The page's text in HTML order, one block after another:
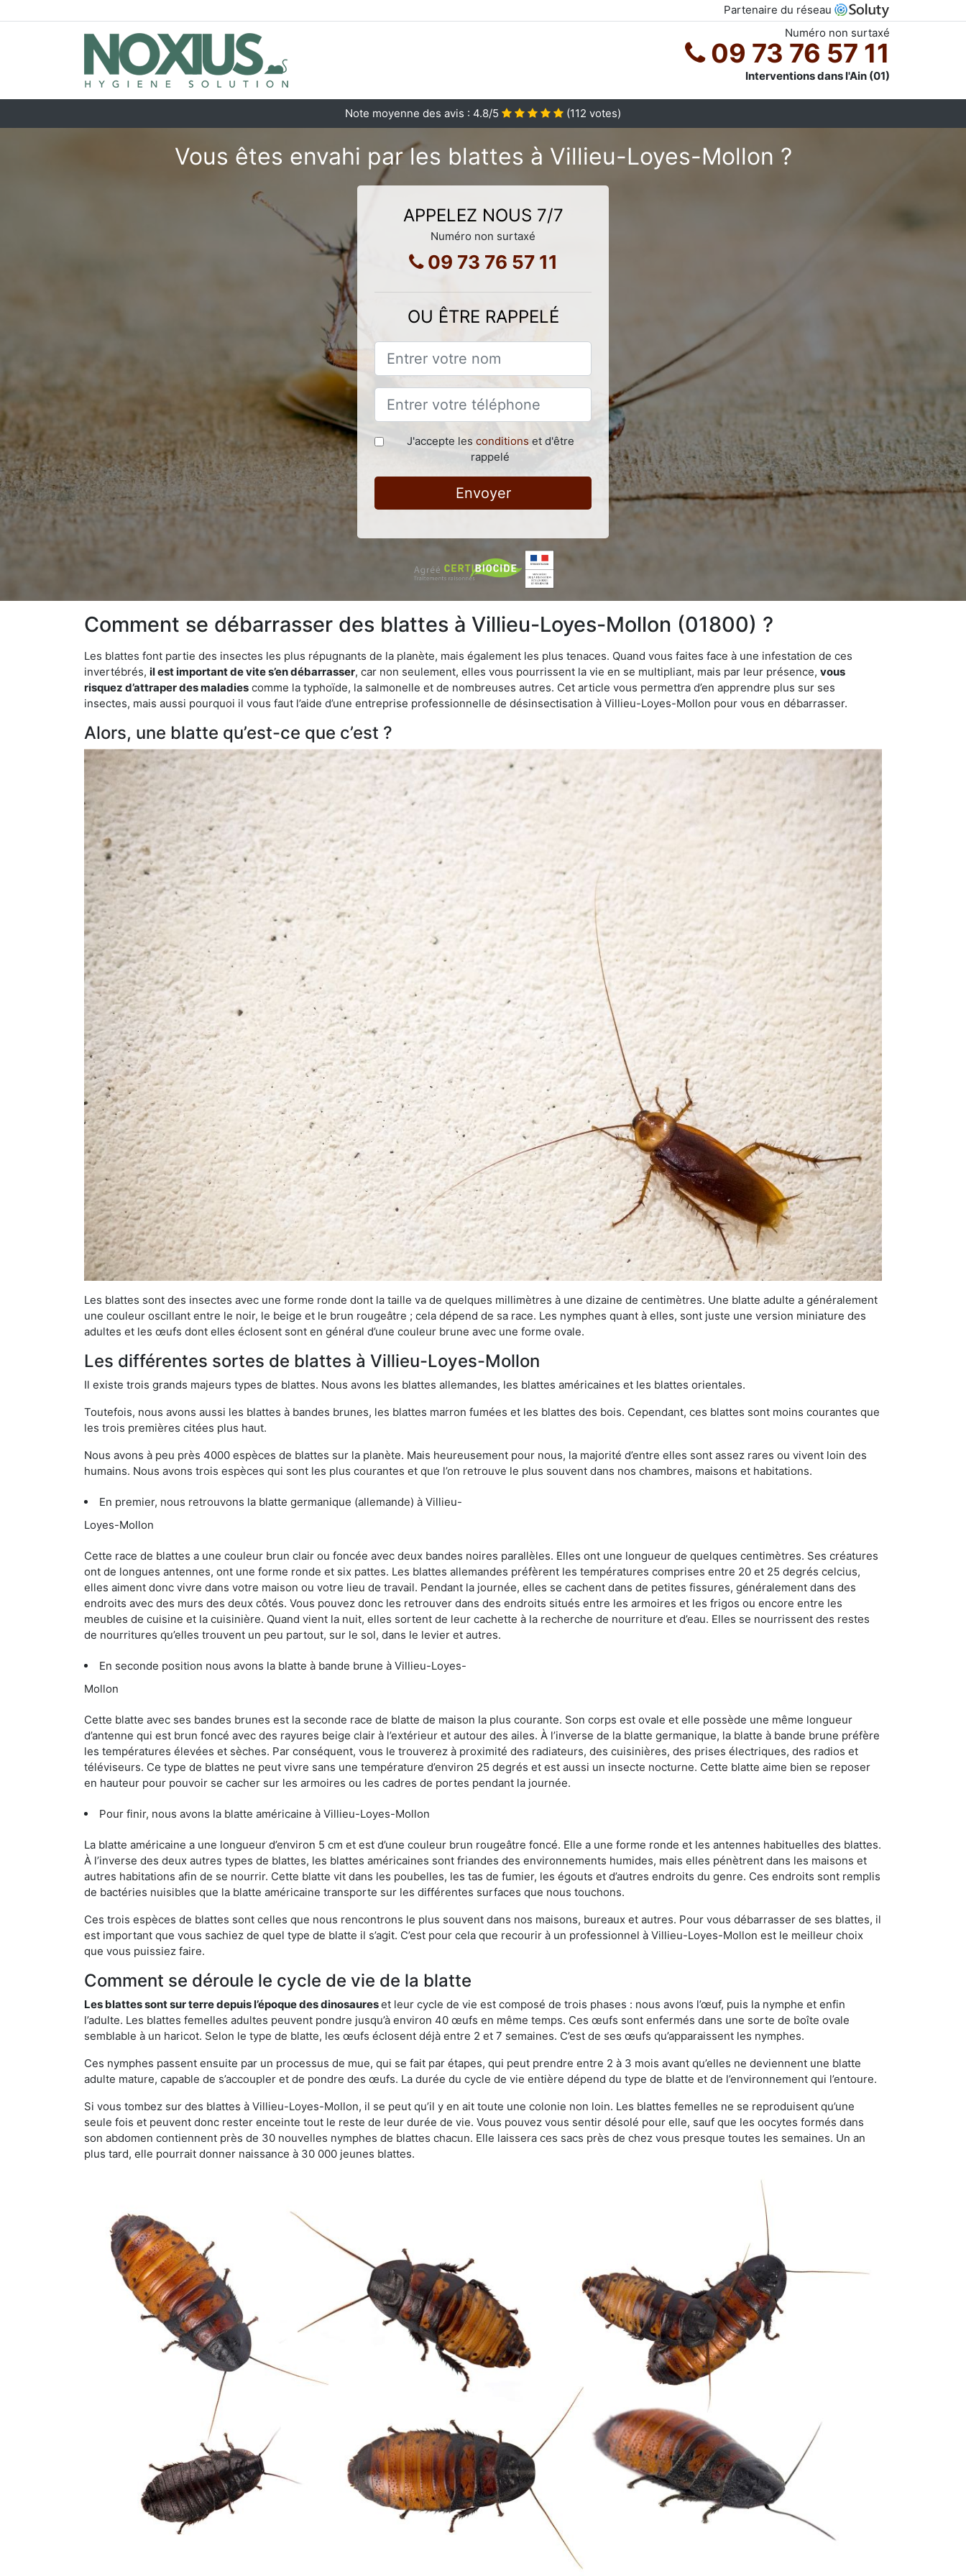
Partenaire du réseau
Numéro non surtaxé
09 73 76 57 11
Interventions dans l'Ain (01)
Note moyenne des avis : 4.8/5 (112 votes)
Vous êtes envahi par les blattes à Villieu-Loyes-Mollon ?
APPELEZ NOUS 7/7
Numéro non surtaxé
09 73 76 57 11
OU ÊTRE RAPPELÉ
J'accepte les conditions et d'être
rappelé
Envoyer
Comment se débarrasser des blattes à Villieu-Loyes-Mollon (01800) ?
Les blattes font partie des insectes les plus répugnants de la planète, mais également les plus tenaces. Quand vous faites face à une infestation de ces
invertébrés, il est important de vite s’en débarrasser, car non seulement, elles vous pourrissent la vie en se multipliant, mais par leur présence, vous
risquez d’attraper des maladies comme la typhoïde, la salmonelle et de nombreuses autres. Cet article vous permettra d’en apprendre plus sur ses
insectes, mais aussi pourquoi il vous faut l’aide d’une entreprise professionnelle de désinsectisation à Villieu-Loyes-Mollon pour vous en débarrasser.
Alors, une blatte qu’est-ce que c’est ?
Les blattes sont des insectes avec une forme ronde dont la taille va de quelques millimètres à une dizaine de centimètres. Une blatte adulte a généralement
une couleur oscillant entre le noir, le beige et le brun rougeâtre ; cela dépend de sa race. Les nymphes quant à elles, sont juste une version miniature des
adultes et les œufs dont elles éclosent sont en général d’une couleur brune avec une forme ovale.
Les différentes sortes de blattes à Villieu-Loyes-Mollon
Il existe trois grands majeurs types de blattes. Nous avons les blattes allemandes, les blattes américaines et les blattes orientales.
Toutefois, nous avons aussi les blattes à bandes brunes, les blattes marron fumées et les blattes des bois. Cependant, ces blattes sont moins courantes que
les trois premières citées plus haut.
Nous avons à peu près 4000 espèces de blattes sur la planète. Mais heureusement pour nous, la majorité d’entre elles sont assez rares ou vivent loin des
humains. Nous avons trois espèces qui sont les plus courantes et que l’on retrouve le plus souvent dans nos chambres, maisons et habitations.
En premier, nous retrouvons la blatte germanique (allemande) à Villieu-
Loyes-Mollon
Cette race de blattes a une couleur brun clair ou foncée avec deux bandes noires parallèles. Elles ont une longueur de quelques centimètres. Ses créatures
ont de longues antennes, ont une forme ronde et six pattes. Les blattes allemandes préfèrent les températures comprises entre 20 et 25 degrés celcius,
elles aiment donc vivre dans votre maison ou votre lieu de travail. Pendant la journée, elles se cachent dans de petites fissures, généralement dans des
endroits avec des murs des deux côtés. Vous pouvez donc les retrouver dans des endroits situés entre les armoires et les frigos ou encore entre les
meubles de cuisine et la cuisinière. Quand vient la nuit, elles sortent de leur cachette à la recherche de nourriture et d’eau. Elles se nourrissent des restes
de nourritures qu’elles trouvent un peu partout, sur le sol, dans le levier et autres.
En seconde position nous avons la blatte à bande brune à Villieu-Loyes-
Mollon
Cette blatte avec ses bandes brunes est la seconde race de blatte de maison la plus courante. Son corps est ovale et elle possède une même longueur
d’antenne qui est brun foncé avec des rayures beige clair à l’extérieur et autour des ailes. À l’inverse de la blatte germanique, la blatte à bande brune préfère
les températures élevées et sèches. Par conséquent, vous le trouverez à proximité des radiateurs, des cuisinières, des prises électriques, des radios et
téléviseurs. Ce type de blattes ne peut vivre sans une température d’environ 25 degrés et est aussi un insecte nocturne. Cette blatte aime bien se reposer
en hauteur pour pouvoir se cacher sur les armoires ou les cadres de portes pendant la journée.
Pour finir, nous avons la blatte américaine à Villieu-Loyes-Mollon
La blatte américaine a une longueur d’environ 5 cm et est d’une couleur brun rougeâtre foncé. Elle a une forme ronde et les antennes habituelles des blattes.
À l’inverse des deux autres types de blattes, les blattes américaines sont friandes des environnements humides, mais elles pénètrent dans les maisons et
autres habitations afin de se nourrir. Cette blatte vit dans les poubelles, les tas de fumier, les égouts et d’autres endroits du genre. Ces endroits sont remplis
de bactéries nuisibles que la blatte américaine transporte sur les différentes surfaces que nous touchons.
Ces trois espèces de blattes sont celles que nous rencontrons le plus souvent dans nos maisons, bureaux et autres. Pour vous débarrasser de ses blattes, il
est important que vous sachiez de quel type de blatte il s’agit. C’est pour cela que recourir à un professionnel à Villieu-Loyes-Mollon est le meilleur choix
que vous puissiez faire.
Comment se déroule le cycle de vie de la blatte
Les blattes sont sur terre depuis l’époque des dinosaureset leur cycle de vie est composé de trois phases : nous avons l’œuf, puis la nymphe et enfin
l’adulte. Les blattes femelles adultes peuvent pondre jusqu’à environ 40 œufs en même temps. Ces œufs sont enfermés dans une sorte de boîte ovale
semblable à un haricot. Selon le type de blatte, les œufs éclosent déjà entre 2 et 7 semaines. C’est de ses œufs qu’apparaissent les nymphes.
Ces nymphes passent ensuite par un processus de mue, qui se fait par étapes, qui peut prendre entre 2 à 3 mois avant qu’elles ne deviennent une blatte
adulte mature, capable de s’accoupler et de pondre des œufs. La durée du cycle de vie entière dépend du type de blatte et de l’environnement qui l’entoure.
Si vous tombez sur des blattes à Villieu-Loyes-Mollon, il se peut qu’il y en ait toute une colonie non loin. Les blattes femelles ne se reproduisent qu’une
seule fois et peuvent donc rester enceinte tout le reste de leur durée de vie. Vous pouvez vous sentir désolé pour elle, sauf que les oocytes formés dans
son abdomen contiennent près de 30 nouvelles nymphes de blattes chacun. Elle laissera ces sacs près de chez vous presque toutes les semaines. Un an
plus tard, elle pourrait donner naissance à 30 000 jeunes blattes.